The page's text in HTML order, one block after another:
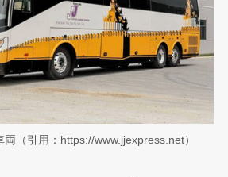
（引用：https://www.jjexpress.net）